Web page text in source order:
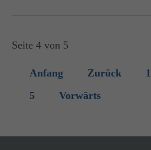
Seite 4 von 5
Anfang Zurück 1
5
Vorwärts